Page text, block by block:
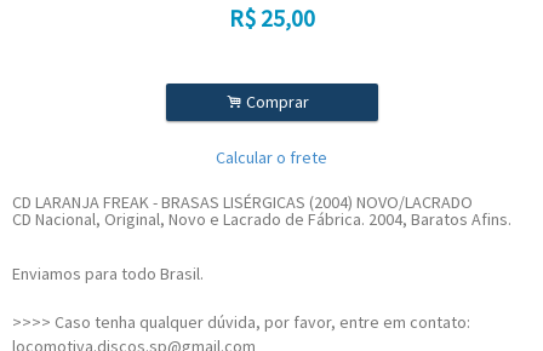
R$ 25,00
. Comprar
Calcular o frete
CD LARANJA FREAK - BRASAS LISÉRGICAS (2004) NOVO/LACRADO
CD Nacional, Original, Novo e Lacrado de Fábrica. 2004, Baratos Afins.
Enviamos para todo Brasil.
>>>> Caso tenha qualquer dúvida, por favor, entre em contato:
locomotiva.discos.sp@gmail.com